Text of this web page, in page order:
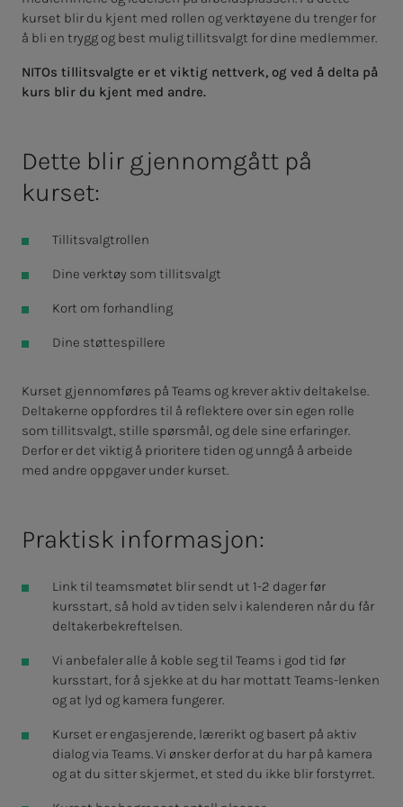
kurset blir du kjent med rollen og verktøyene du trenger for
å bli en trygg og best mulig tillitsvalgt for dine medlemmer.
NITOs tillitsvalgte er et viktig nettverk, og ved å delta på
kurs blir du kjent med andre.
Dette blir gjennomgått på
kurset:
Tillitsvalgtrollen​
Dine verktøy som tillitsvalgt
Kort om forhandling
Dine støttespillere
Kurset gjennomføres på Teams og krever aktiv deltakelse.
Deltakerne oppfordres til å reflektere over sin egen rolle
som tillitsvalgt, stille spørsmål, og dele sine erfaringer.
Derfor er det viktig å prioritere tiden og unngå å arbeide
med andre oppgaver under kurset.
Praktisk informasjon:
Link til teamsmøtet blir sendt ut 1-2 dager før
kursstart, så hold av tiden selv i kalenderen når du får
deltakerbekreftelsen.
Vi anbefaler alle å koble seg til Teams i god tid før
kursstart, for å sjekke at du har mottatt Teams-lenken
og at lyd og kamera fungerer.
Kurset er engasjerende, lærerikt og basert på aktiv
dialog via Teams. Vi ønsker derfor at du har på kamera
og at du sitter skjermet, et sted du ikke blir forstyrret.